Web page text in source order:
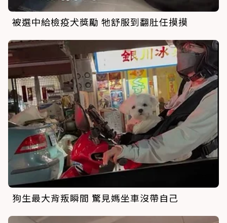
被選中給檢疫犬獎勵 牠舒服到翻肚任摸摸
狗生最大背叛瞬間 驚見媽坐車沒帶自己